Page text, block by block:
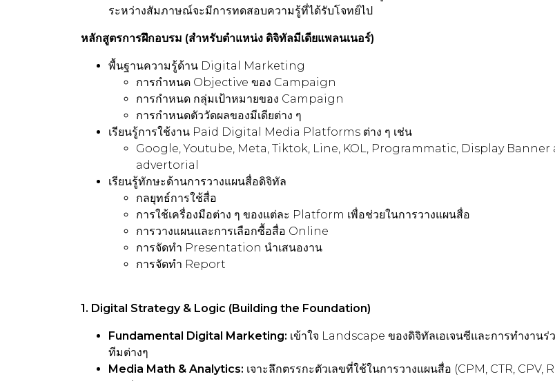
ระหว่างสัมภาษณ์จะมีการทดสอบความรู้ที่ได้รับโจทย์ไป
หลักสูตรการฝึกอบรม (สำหรับตำแหน่ง ดิจิทัลมีเดียแพลนเนอร์)
พื้นฐานความรู้ด้าน Digital Marketing
การกำหนด Objective ของ Campaign
การกำหนด กลุ่มเป้าหมายของ Campaign
การกำหนดตัววัดผลของมีเดียต่าง ๆ
เรียนรู้การใช้งาน Paid Digital Media Platforms ต่าง ๆ เช่น
Google, Youtube, Meta, Tiktok, Line, KOL, Programmatic, Display Banner
advertorial
เรียนรู้ทักษะด้านการวางแผนสื่อดิจิทัล
กลยุทธ์การใช้สื่อ
การใช้เครื่องมือต่าง ๆ ของแต่ละ Platform เพื่อช่วยในการวางแผนสื่อ
การวางแผนและการเลือกซื้อสื่อ Online
การจัดทำ Presentation นำเสนองาน
การจัดทำ Report
1. Digital Strategy & Logic (Building the Foundation)
Fundamental Digital Marketing: เข้าใจ Landscape ของดิจิทัลเอเจนซีและการทำงานร่
ทีมต่างๆ
Media Math & Analytics: เจาะลึกตรรกะตัวเลขที่ใช้ในการวางแผนสื่อ (CPM, CTR, CPV,